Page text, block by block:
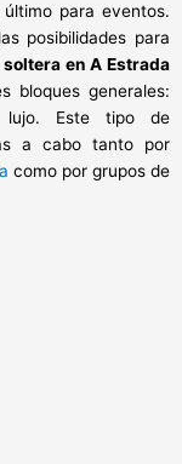
para eventos.
posibilidades para
en A Estrada
bloques generales:
lujo. Este tipo de
a cabo tanto por
como por grupos de